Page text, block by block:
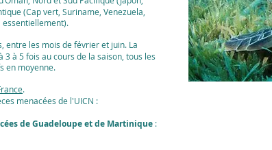
(Cap vert, Suriname, Venezuela,
essentiellement).
entre les mois de février et juin. La
à 5 fois au cours de la saison, tous les
en moyenne.
.
menacées de l'UICN :
de Guadeloupe et de Martinique :